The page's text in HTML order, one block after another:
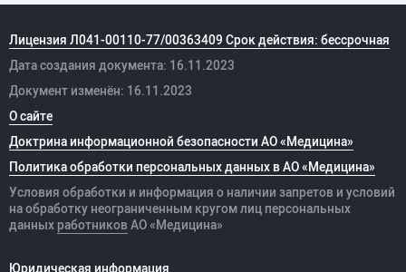
Лицензия Л041-00110-77/00363409 Срок действия: бессрочная
Дата создания документа: 16.11.2023
Документ изменён: 16.11.2023
О сайте
Доктрина информационной безопасности АО «Медицина»
Политика обработки персональных данных в АО «Медицина»
Условия обработки и информация о наличии запретов и условий
на обработку неограниченным кругом лиц персональных
данных работников АО «Медицина»
Юридическая информация